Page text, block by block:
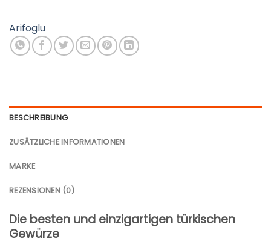
Arifoglu
BESCHREIBUNG
ZUSÄTZLICHE INFORMATIONEN
MARKE
REZENSIONEN (0)
Die besten und einzigartigen türkischen
Gewürze